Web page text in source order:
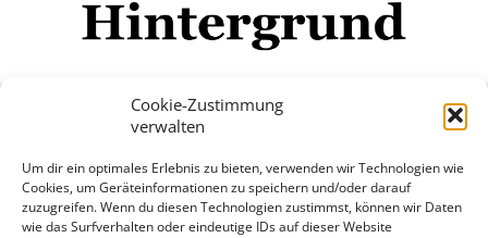
Cookie-Zustimmung
verwalten
Um dir ein optimales Erlebnis zu bieten, verwenden wir Technologien wie
Cookies, um Geräteinformationen zu speichern und/oder darauf
zuzugreifen. Wenn du diesen Technologien zustimmst, können wir Daten
wie das Surfverhalten oder eindeutige IDs auf dieser Website
Mehr